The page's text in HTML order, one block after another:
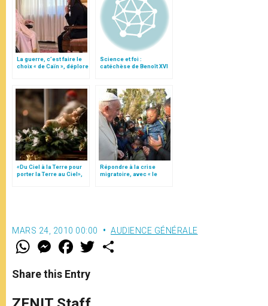
La guerre, c’est faire le
choix « de Caïn », déplore
Science et foi :
catéchèse de Benoît XVI
«Du Ciel à la Terre pour
porter la Terre au Ciel»,
Répondre à la crise
migratoire, avec « le
MARS 24, 2010 00:00 AUDIENCE GÉNÉRALE
W
t
s
p
M
e
s
e
g
F
a
e
b
o
w
Share this Entry